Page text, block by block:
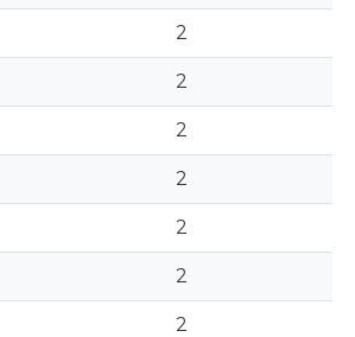
2
2
2
2
2
2
2